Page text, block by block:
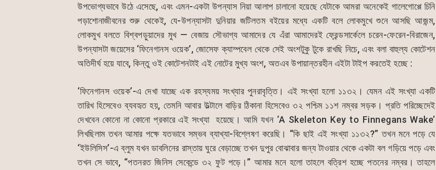
উপভোগ্যভাবে উঠে এসেছে, এবং এমন-একটা উপন্যাস নিয়া আলাপ চালানো হয়েছে যেটাকে আমরা অনেকেই গালেগোপ্পে চিনি
পড়াশোনাজীবনের শুরু থেকেই, যে-উপন্যাসটা দুনিয়ার জটিলতম বইয়ের মধ্যে একটি বলে লোকমুখে শুনে আসছি আজন্ম,
লোকমুখ বলতে বিশ্বপড়ুয়াদের মুখ — বেজায় সৌভাগ্য আমাদের যে এঁরা আমাদেরই ফ্রেন্ডসার্কেলে চরেন-ফেরেন-বিরাজেন,
উপন্যাসটা জয়েসের ‘ফিনেগানস ওয়েক’, জোসেফ ক্যাম্পবেল থেকে সেই অংশটুকু টুকে রাখছি নিচে, এবং বলা বাহুল্য কোটেশন
অতিদীর্ঘ হয়ে যাবে, কিন্তু ওই কোটেশনটাই এই নোটের মুখ্য অংশ, অতএব উপায়ান্তরহীন এইটা টাইপ করতেই হচ্ছে :
‘ফিনেগানস ওয়েক’-এ দেখা যাচ্ছে এক রহস্যময় সংখ্যার পুনরাবৃত্তি। এই সংখ্যা হলো ১১৩২। যেমন এই সংখ্যা একটি
তারিখ হিসেবেও ব্যবহৃত হয়, তেমনি আবার উল্টালে বাড়ির ঠিকানা হিসেবেও ৩২ পশ্চিম ১১শ নম্বর সড়ক। প্রতি পরিচ্ছেদেই
দেখবেন কোনো না কোনো প্রকারে এই সংখ্যা হয়েছে। আমি যখন ‘A Skeleton Key to Finnegans Wake’
লিখছিলাম তখন আমার পক্ষে যতভাবে সম্ভব ব্যাখ্যা-বিশ্লেষণ করেছি। “কি ছাই এই সংখ্যা ১১৩২?” তখন মনে পড়ে যে
‘ইউলিসিস’-এ ব্লুম যখন ডাবলিনের রাস্তায় ঘুরে বেড়াচ্ছে তখন দুপুর বোঝাবার জন্য টাওয়ার থেকে একটা বল গড়িয়ে পড়ে এবং
তখন সে ভাবে, “পতনরত জিনিস সেকেন্ডে ৩২ ফুট পড়ে।” আমার মনে হলো তাহলে বত্রিশ হচ্ছে পতনের নম্বর। তাহলে